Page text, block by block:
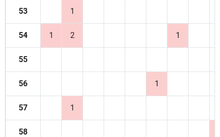
53 1
54 1 2 1
55
56 1
57 1
58